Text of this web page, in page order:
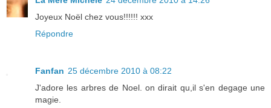
Joyeux Noël chez vous!!!!!! xxx
Répondre
Fanfan 25 décembre 2010 à 08:22
J'adore les arbres de Noel. on dirait qu,il s'en degage une
magie.